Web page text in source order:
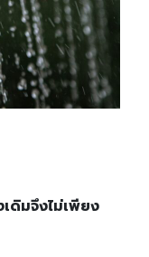
ดิมจึงไม่เพียง